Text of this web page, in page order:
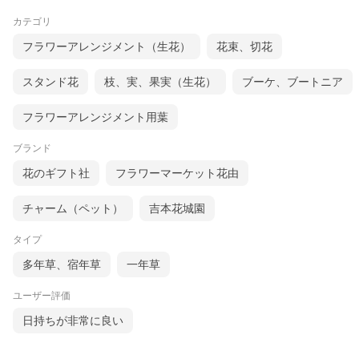
カテゴリ
フラワーアレンジメント（生花） 花束、切花
スタンド花 枝、実、果実（生花） ブーケ、ブートニア
フラワーアレンジメント用葉
ブランド
花のギフト社 フラワーマーケット花由
チャーム（ペット） 吉本花城園
タイプ
多年草、宿年草 一年草
ユーザー評価
日持ちが非常に良い